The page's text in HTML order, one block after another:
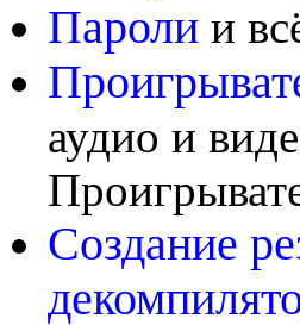
Пароли и
аудио и
Создание